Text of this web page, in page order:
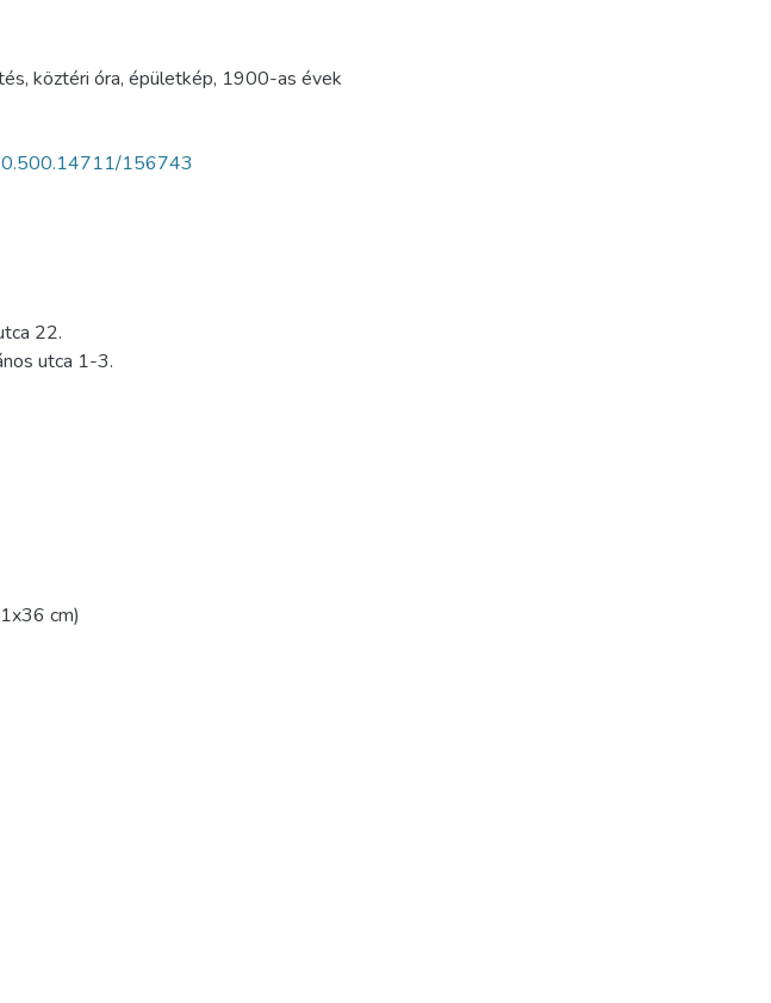
, köztéri óra, épületkép, 1900-as évek
156743
22.
utca 1-3.
cm)